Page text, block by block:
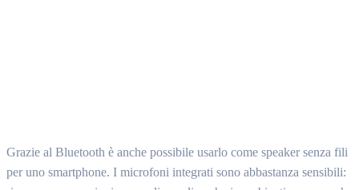
Grazie al Bluetooth è anche possibile usarlo come speaker senza fili
per uno smartphone. I microfoni integrati sono abbastanza sensibili: